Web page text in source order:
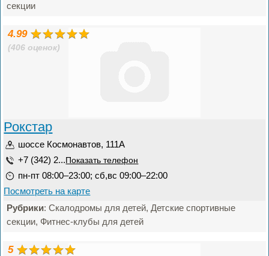
секции
4.99
(406 оценок)
Рокстар
шоссе Космонавтов, 111А
+7 (342) 2... Показать телефон
пн-пт 08:00–23:00; сб,вс 09:00–22:00
Посмотреть на карте
Рубрики: Скалодромы для детей, Детские спортивные
секции, Фитнес-клубы для детей
5